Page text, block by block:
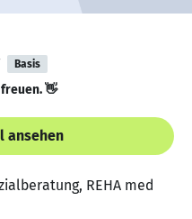
Basis
👋
ansehen
REHA med